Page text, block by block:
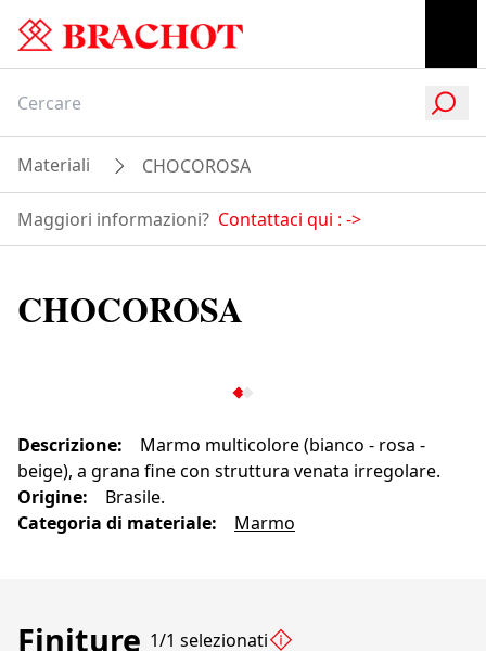
Materiali CHOCOROSA
Maggiori informazioni? Contattaci qui : ->
CHOCOROSA
Descrizione:
Marmo multicolore (bianco - rosa -
beige), a grana fine con struttura venata irregolare.
Origine:
Brasile.
Categoria di materiale: Marmo
Finiture 1/1 selezionati